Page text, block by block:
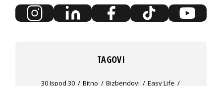
TAGOVI
30 Ispod 30 Bitno Bizbendovi
Easy Life